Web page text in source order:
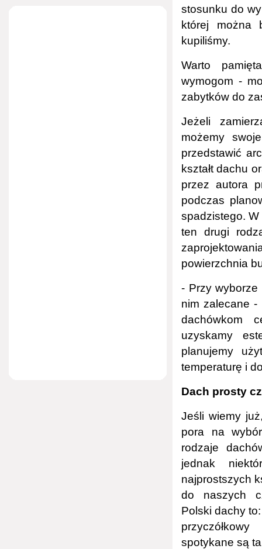
stosunku do
której można
kupiliśmy.
Warto
wymogom -
zabytków do
Jeżeli
możemy
przedstawić
kształt dachu
przez autora
podczas
spadzistego.
ten drugi
powierzchnia
- Przy
nim zalecane -
dachówkom
uzyskamy
planujemy
temperaturę i
Dach prosty
Jeśli wiemy
pora na
rodzaje
jednak
najprostszych
do naszych
Polski dachy
spotykane są